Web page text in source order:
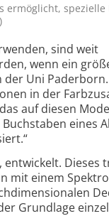
er­mög­licht,
sind weit
wenn ein
Uni
in der
auf diesen
eines
entwickelt. Dieses
mit einem
Grundlage